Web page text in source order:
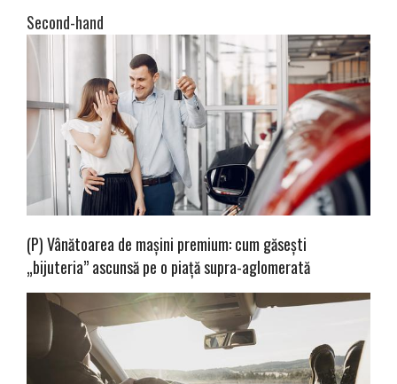
Second-hand
(P) Vânătoarea de mașini premium: cum găsești
„bijuteria” ascunsă pe o piață supra-aglomerată